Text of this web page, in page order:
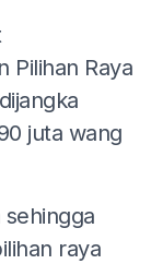
Pilihan Raya
juta wang
raya